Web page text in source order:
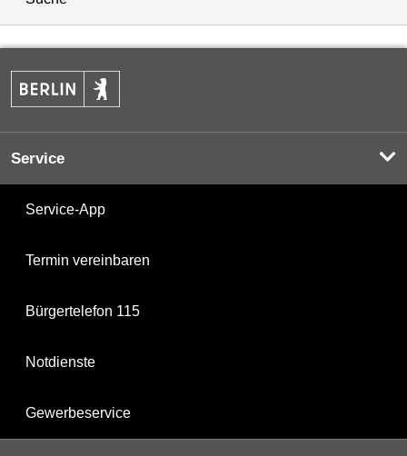
Service
Service-App
Termin vereinbaren
Bürgertelefon 115
Notdienste
Gewerbeservice